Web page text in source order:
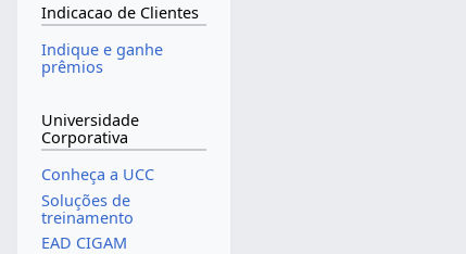
Indicacao de Clientes
Indique e ganhe
prêmios
Universidade
Corporativa
Conheça a UCC
Soluções de
treinamento
EAD CIGAM